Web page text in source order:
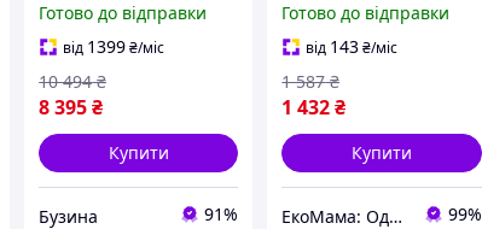
buzyna
Готово до відправки
від 1399₴/міс
8 395₴
10 494 ₴
Купити
Бузина 91%
новонароджених
малюків для
зважування дітей до 30
кг похибка 2 грами
Baby Ono білий
Готово до відправки
від 143₴/міс
1 432₴
1 587 ₴
Купити
ЕкоМама: Одяг для вагітних, білизна для годування, сумка у пологовий, одяг для новонароджених 99%